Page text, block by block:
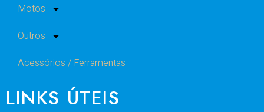
Motos
Outros
Acessórios / Ferramentas
LINKS ÚTEIS